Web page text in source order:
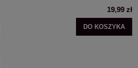
19,99 zł
DO KOSZYKA